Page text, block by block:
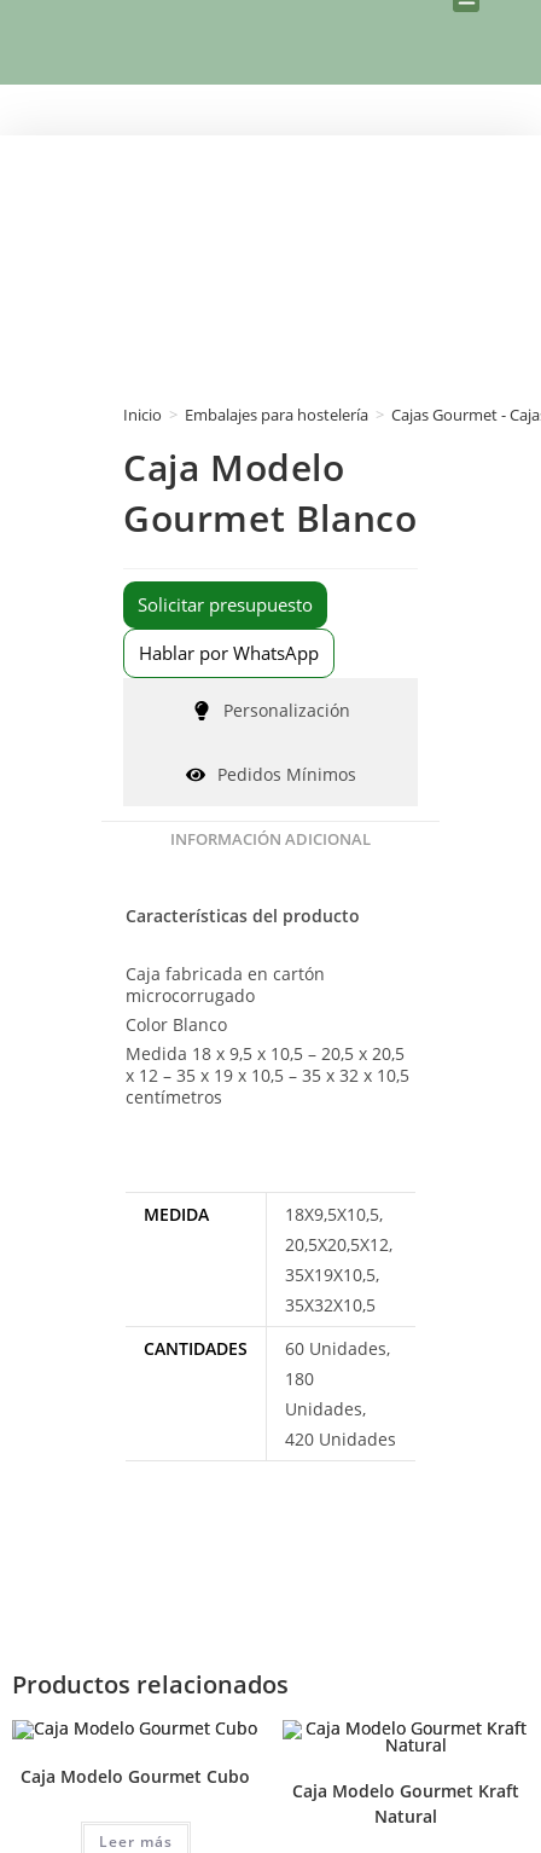
Inicio > Embalajes para hostelería > Cajas Gourmet -
Caja Modelo
Gourmet Blanco
Solicitar presupuesto
Hablar por WhatsApp
Personalización
Pedidos Mínimos
INFORMACIÓN ADICIONAL
Características del producto
Caja fabricada en cartón
microcorrugado
Color Blanco
Medida 18 x 9,5 x 10,5 – 20,5 x 20,5
x 12 – 35 x 19 x 10,5 – 35 x 32 x 10,5
centímetros
MEDIDA
18X9,5X10,5,
20,5X20,5X12,
35X19X10,5,
35X32X10,5
CANTIDADES
60 Unidades,
180
Unidades,
420 Unidades
Productos relacionados
Caja Modelo Gourmet Cubo
Leer más
Caja Modelo Gourmet Kraft
Natural